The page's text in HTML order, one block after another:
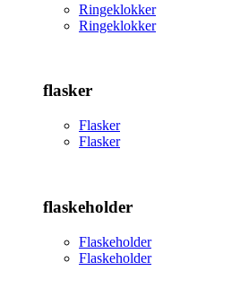
Ringeklokker
Ringeklokker
flasker
Flasker
Flasker
flaskeholder
Flaskeholder
Flaskeholder